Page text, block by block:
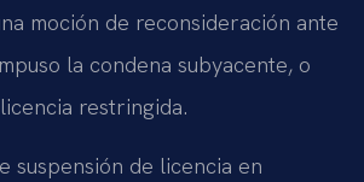
moción de reconsideración ante
la condena subyacente, o
restringida.
suspensión de licencia en